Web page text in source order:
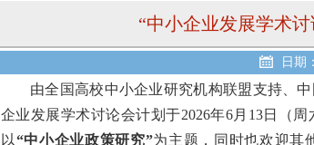
“中小企业发展学术
日期
由全国高校中小企业研究机构联盟支持、
企业发展学术讨论会计划于2026年6月13日（
以“中小企业政策研究”为主题，同时也欢迎其